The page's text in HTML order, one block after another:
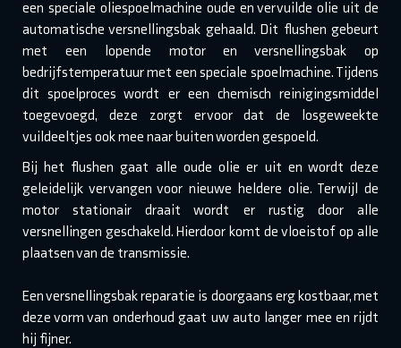
een speciale oliespoelmachine oude en vervuilde olie uit de
automatische versnellingsbak gehaald. Dit flushen gebeurt
met een lopende motor en versnellingsbak op
bedrijfstemperatuur met een speciale spoelmachine. Tijdens
dit spoelproces wordt er een chemisch reinigingsmiddel
toegevoegd, deze zorgt ervoor dat de losgeweekte
vuildeeltjes ook mee naar buiten worden gespoeld.
Bij het flushen gaat alle oude olie er uit en wordt deze
geleidelijk vervangen voor nieuwe heldere olie. Terwijl de
motor stationair draait wordt er rustig door alle
versnellingen geschakeld. Hierdoor komt de vloeistof op alle
plaatsen van de transmissie.
Een versnellingsbak reparatie is doorgaans erg kostbaar, met
deze vorm van onderhoud gaat uw auto langer mee en rijdt
hij fijner.